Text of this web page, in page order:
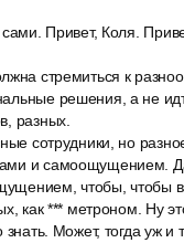
Привет, Коля.
стремиться к
решения, а не
разных.
сотрудники, но
и самоощущением. Да
чтобы, чтобы
как *** метроном. Ну
Может, тогда уж и